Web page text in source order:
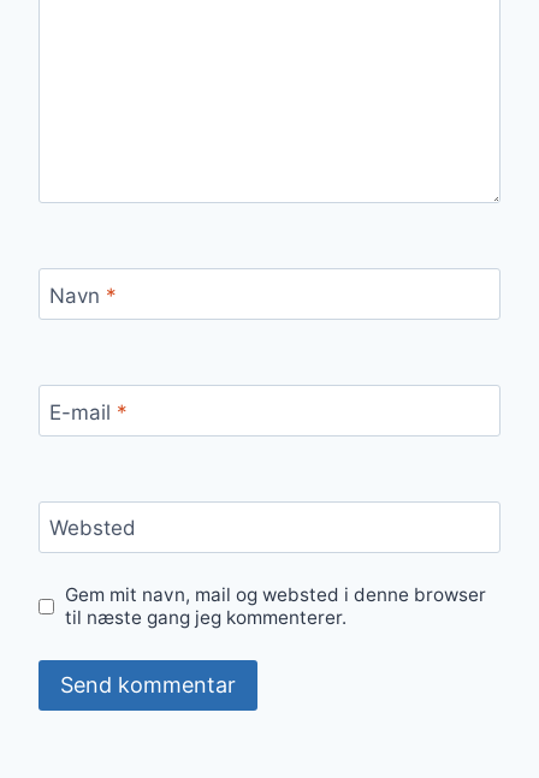
Navn *
E-mail *
Websted
Gem mit navn, mail og websted i denne browser
til næste gang jeg kommenterer.